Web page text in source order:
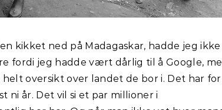
kikket ned på Madagaskar, hadde jeg ikke
fordi jeg hadde vært dårlig til å Google,
helt oversikt over landet de bor i. Det har for
år. Det vil si et par millioner i